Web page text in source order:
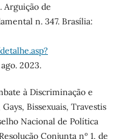
Arguição de
n. 347. Brasília:
2023.
à Discriminação e
Bissexuais, Travestis
Nacional de Política
Conjunta nº 1, de